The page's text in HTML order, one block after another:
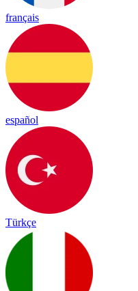
français
español
Türkçe